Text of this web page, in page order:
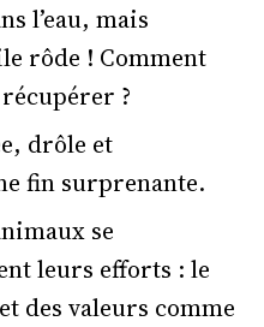
l’eau, mais
rôde ! Comment
?
drôle et
fin surprenante.
se
leurs efforts : le
des valeurs comme